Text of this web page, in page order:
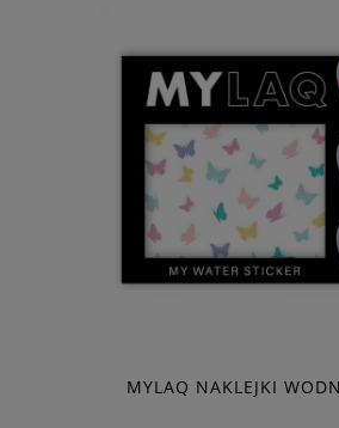
MYLAQ NAKLEJKI